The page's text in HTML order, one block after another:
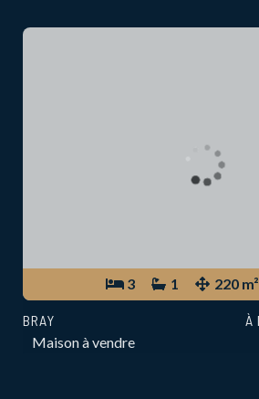
3 1 220 m²
BRAY
Maison à vendre
À